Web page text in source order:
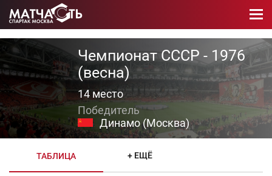
Чемпионат СССР - 1976
(весна)
14 место
Динамо (Москва)
ТАБЛИЦА + ЕЩЁ